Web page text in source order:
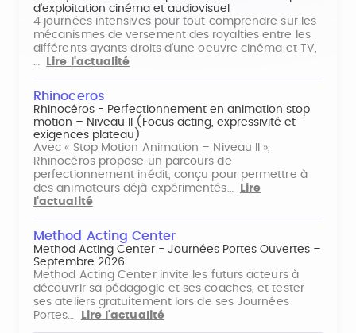
d'exploitation cinéma et audiovisuel
4 journées intensives pour tout comprendre sur les
mécanismes de versement des royalties entre les
différents ayants droits d'une oeuvre cinéma et TV,
…
Lire l'actualité
Rhinoceros
Rhinocéros - Perfectionnement en animation stop
motion – Niveau II (Focus acting, expressivité et
exigences plateau)
Avec « Stop Motion Animation – Niveau II »,
Rhinocéros propose un parcours de
perfectionnement inédit, conçu pour permettre à
des animateurs déjà expérimentés…
Lire
l'actualité
Method Acting Center
Method Acting Center - Journées Portes Ouvertes –
Septembre 2026
Method Acting Center invite les futurs acteurs à
découvrir sa pédagogie et ses coaches, et tester
ses ateliers gratuitement lors de ses Journées
Portes…
Lire l'actualité